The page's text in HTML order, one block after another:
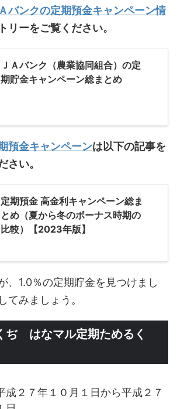
バンクの定期預金キャンペーン情
リーをご覧ください。
ＪＡバンク（農業協同組合）の定
期貯金キャンペーン総まとめ
預金キャンペーンは以下の記事を
さい。
定期預金 高金利キャンペーン総ま
とめ（夏から冬のボーナス時期の
比較）【2023年版】
、1.0％の定期貯金を見つけまし
てみましょう。
ぢ はなマル定期ためるく
成２７年１０月１日から平成２７